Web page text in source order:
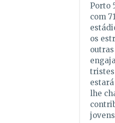
Porto
com
os
lhe